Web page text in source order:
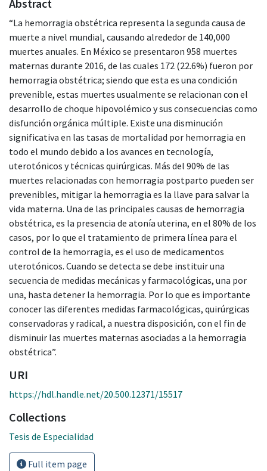
Abstract
“La hemorragia obstétrica representa la segunda causa de
muerte a nivel mundial, causando alrededor de 140,000
muertes anuales. En México se presentaron 958 muertes
maternas durante 2016, de las cuales 172 (22.6%) fueron por
hemorragia obstétrica; siendo que esta es una condición
prevenible, estas muertes usualmente se relacionan con el
desarrollo de choque hipovolémico y sus consecuencias como
disfunción orgánica múltiple. Existe una disminución
significativa en las tasas de mortalidad por hemorragia en
todo el mundo debido a los avances en tecnología,
uterotónicos y técnicas quirúrgicas. Más del 90% de las
muertes relacionadas con hemorragia postparto pueden ser
prevenibles, mitigar la hemorragia es la llave para salvar la
vida materna. Una de las principales causas de hemorragia
obstétrica, es la presencia de atonía uterina, en el 80% de los
casos, por lo que el tratamiento de primera línea para el
control de la hemorragia, es el uso de medicamentos
uterotónicos. Cuando se detecta se debe instituir una
secuencia de medidas mecánicas y farmacológicas, una por
una, hasta detener la hemorragia. Por lo que es importante
conocer las diferentes medidas farmacológicas, quirúrgicas
conservadoras y radical, a nuestra disposición, con el fin de
disminuir las muertes maternas asociadas a la hemorragia
obstétrica”.
URI
https://hdl.handle.net/20.500.12371/15517
Collections
Tesis de Especialidad
Full item page